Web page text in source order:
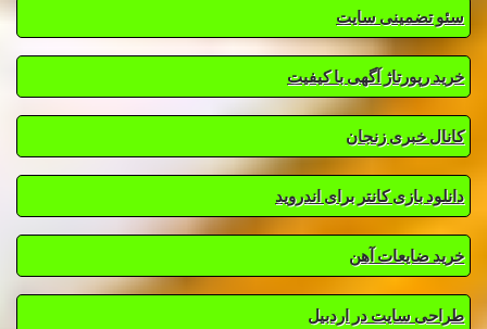
سئو تضمینی سایت
خرید رپورتاژ آگهی با کیفیت
کانال خبری زنجان
دانلود بازی کانتر برای اندروید
خرید ضایعات آهن
طراحی سایت در اردبیل